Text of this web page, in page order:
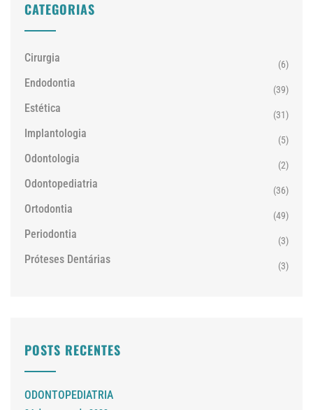
CATEGORIAS
Cirurgia (6)
Endodontia (39)
Estética (31)
Implantologia (5)
Odontologia (2)
Odontopediatria (36)
Ortodontia (49)
Periodontia (3)
Próteses Dentárias (3)
POSTS RECENTES
ODONTOPEDIATRIA